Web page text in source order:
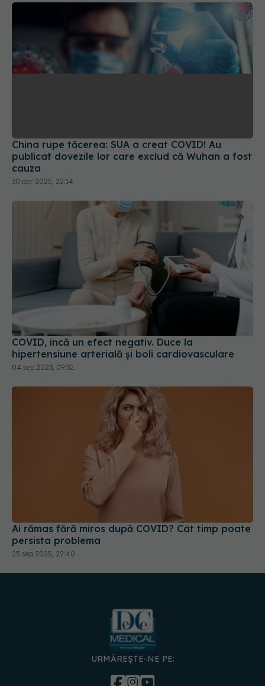
publicat dovezile lor care exclud că Wuhan a fost
cauza
30 apr 2025, 22:14
COVID, încă un efect negativ. Duce la
hipertensiune arterială și boli cardiovasculare
04 sep 2023, 09:32
Ai rămas fără miros după COVID? Cât timp poate
persista problema
25 sep 2025, 22:40
URMĂREȘTE-NE PE:
DESCARCĂ APLICAȚIA